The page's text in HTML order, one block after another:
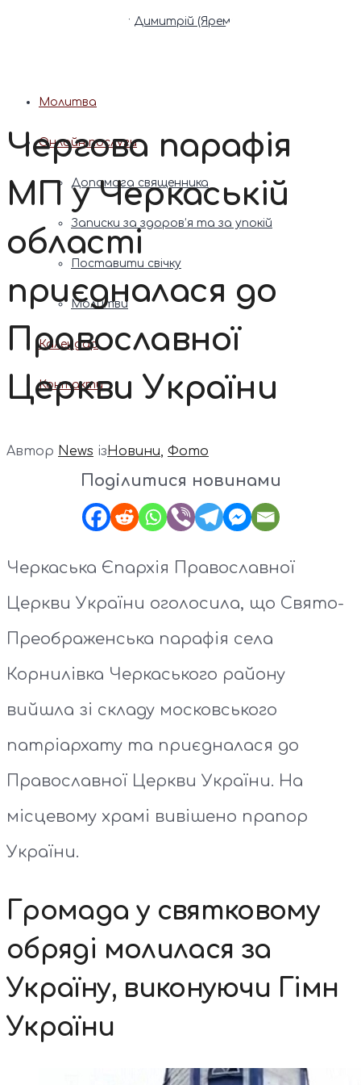
Патріарх Димитрій (Ярема)
Молитва
Онлайн послуги
Допомога священника
Записки за здоров’я та за упокій
Поставити свічку
Молитви
Календар
Контакти
Чергова парафія
МП у Черкаській
області
приєдналася до
Православної
Церкви України
Автор News ізНовини, Фото
Поділитися новинами
Черкаська Єпархія Православної
Церкви України оголосила, що Свято-
Преображенська парафія села
Корнилівка Черкаського району
вийшла зі складу московського
патріархату та приєдналася до
Православної Церкви України. На
місцевому храмі вивішено прапор
України.
Громада у святковому
обряді молилася за
Україну, виконуючи Гімн
України